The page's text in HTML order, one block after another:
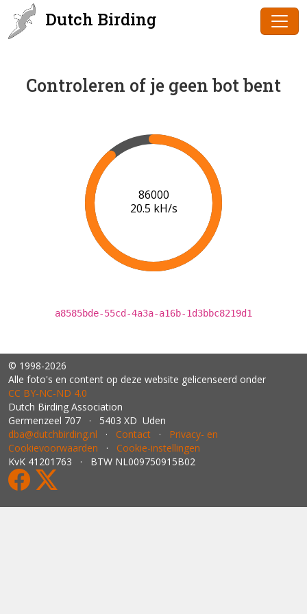
Dutch Birding
Controleren of je geen bot bent
86000
20.5 kH/s
a8585bde-55cd-4a3a-a16b-1d3bbc8219d1
© 1998-2026
Alle foto's en content op deze website gelicenseerd onder
CC BY‑NC‑ND 4.0
Dutch Birding Association
Germenzeel 707 · 5403 XD Uden
dba@dutchbirding.nl · Contact · Privacy- en
Cookievoorwaarden · Cookie-instellingen
KvK 41201763 · BTW NL009750915B02